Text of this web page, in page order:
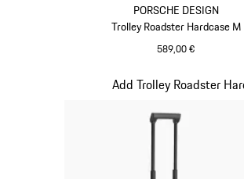
PORSCHE DESIGN
Trolley Roadster Hardcase M
589,00 €
Add Trolley Roadster